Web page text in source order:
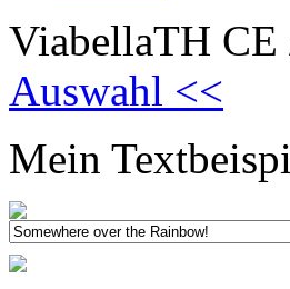
ViabellaTH
Auswahl <<
Mein